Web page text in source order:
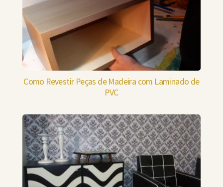
Como Revestir Peças de Madeira com Laminado de
PVC